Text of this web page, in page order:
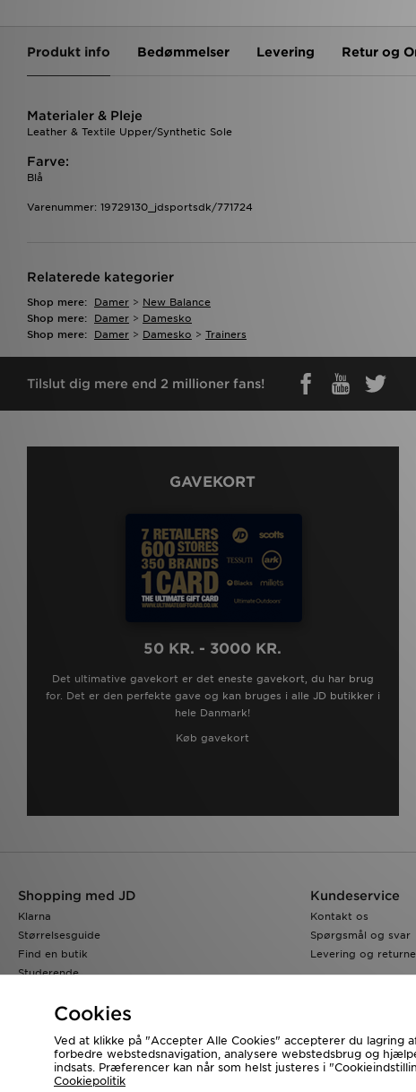
Produkt info Bedømmelser Levering Retur og
Materialer & Pleje
Leather & Textile Upper/Synthetic Sole
Farve:
Blå
Varenummer: 19729130_jdsportsdk/771724
Relaterede kategorier
Shop mere: Damer > New Balance
Shop mere:
Damer > Damesko
Shop mere:
Damer > Damesko > Trainers
Tilslut dig mere end 2 millioner fans!
GAVEKORT
50 KR. - 3000 KR.
Det ultimative gavekort er det eneste gavekort, du har brug
for. Det er den perfekte gave og kan bruges i alle JD butikker i
hele Danmark!
Køb gavekort
Shopping med JD
Klarna
Størrelsesguide
Find en butik
Studerende
Kundeservice
Kontakt os
Spørgsmål og svar
Levering og
Besøg vores samarbejdspartneres websiteswww.jdplc.com
Copyright © 2026 JD Sports forbeholder alle rettigheder
Cookies
Ved at klikke på "Accepter Alle Cookies" accepterer du lagring
forbedre webstedsnavigation, analysere webstedsbrug og
indsats. Præferencer kan når som helst justeres i
Cookiepolitik